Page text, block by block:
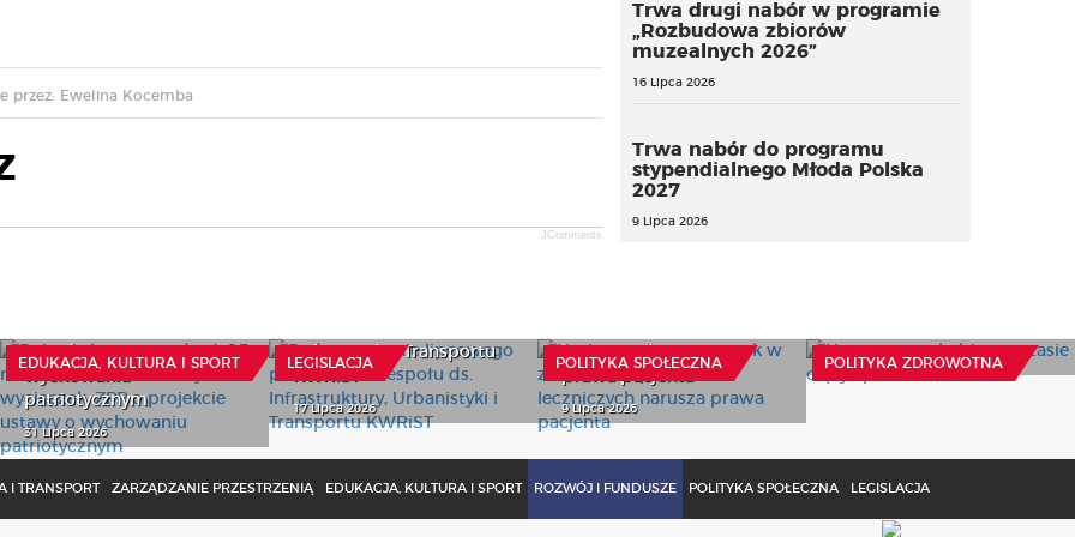
przez: Ewelina Kocemba
JComments
Trwa drugi nabór w programie
„Rozbudowa zbiorów
muzealnych 2026”
16 Lipca 2026
Trwa nabór do programu
stypendialnego Młoda Polska
2027
9 Lipca 2026
EDUKACJA, KULTURA I SPORT
patriotycznym
31 Lipca 2026
LEGISLACJA
Urbanistyki i Transportu
17 Lipca 2026
POLITYKA SPOŁECZNA
9 Lipca 2026
POLITYKA ZDROWOTNA
8 Lipca 2026
I TRANSPORT ZARZĄDZANIE PRZESTRZENIĄ EDUKACJA, KULTURA I SPORT ROZWÓJ I FUNDUSZE POLITYKA SPOŁECZNA LEGISLACJA